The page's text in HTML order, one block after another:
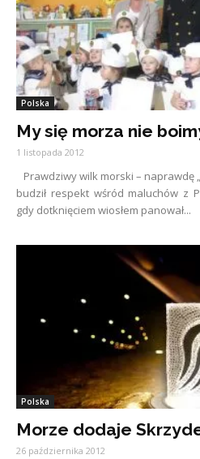
Polska
My się morza nie
1 listopada 2012
Prawdziwy wilk morski – naprawdę
budził respekt wśród maluchów z
gdy dotknięciem wiosłem panował...
Polska
Morze dodaje
26 października 2012